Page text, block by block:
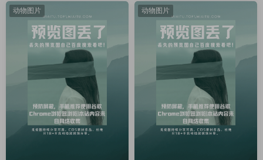
动物图片 动物图片